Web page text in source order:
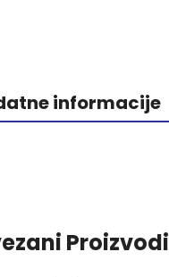
informacije
Proizvodi